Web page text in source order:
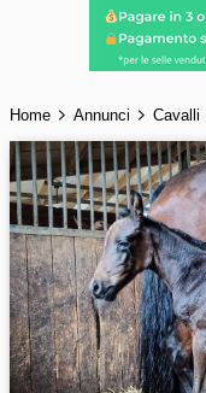
Home Annunci Cavalli